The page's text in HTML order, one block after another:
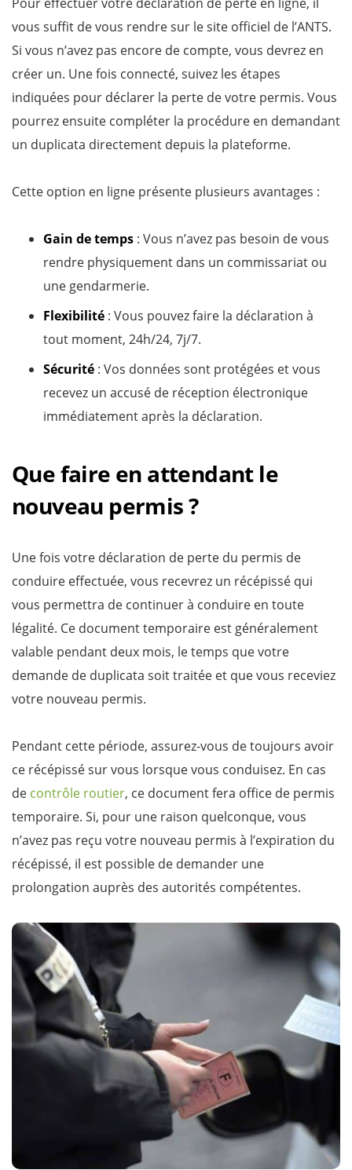
vous suffit de vous rendre sur le site officiel de l’ANTS.
Si vous n’avez pas encore de compte, vous devrez en
créer un. Une fois connecté, suivez les étapes
indiquées pour déclarer la perte de votre permis. Vous
pourrez ensuite compléter la procédure en demandant
un duplicata directement depuis la plateforme.
Cette option en ligne présente plusieurs avantages :
Gain de temps : Vous n’avez pas besoin de vous
rendre physiquement dans un commissariat ou
une gendarmerie.
Flexibilité : Vous pouvez faire la déclaration à
tout moment, 24h/24, 7j/7.
Sécurité : Vos données sont protégées et vous
recevez un accusé de réception électronique
immédiatement après la déclaration.
Que faire en attendant le
nouveau permis ?
Une fois votre déclaration de perte du permis de
conduire effectuée, vous recevrez un récépissé qui
vous permettra de continuer à conduire en toute
légalité. Ce document temporaire est généralement
valable pendant deux mois, le temps que votre
demande de duplicata soit traitée et que vous receviez
votre nouveau permis.
Pendant cette période, assurez-vous de toujours avoir
ce récépissé sur vous lorsque vous conduisez. En cas
de contrôle routier, ce document fera office de permis
temporaire. Si, pour une raison quelconque, vous
n’avez pas reçu votre nouveau permis à l’expiration du
récépissé, il est possible de demander une
prolongation auprès des autorités compétentes.